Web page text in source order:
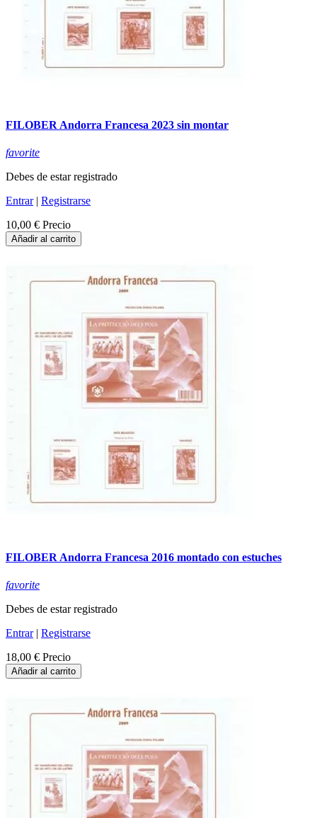
FILOBER Andorra Francesa 2023 sin montar
favorite
Debes de estar registrado
Entrar| Registrarse
10,00 € Precio
Añadir al carrito
FILOBER Andorra Francesa 2016 montado con estuches
favorite
Debes de estar registrado
Entrar| Registrarse
18,00 € Precio
Añadir al carrito